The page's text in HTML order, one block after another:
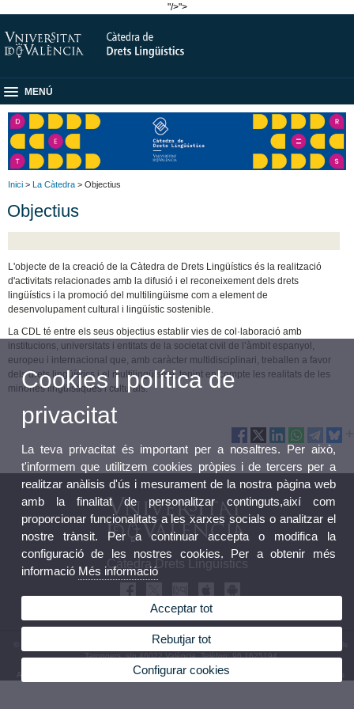
"/>">
MENÚ
Inici > La Càtedra > Objectius
Objectius
L'objecte de la creació de la Càtedra de Drets Lingüístics és la realització
d'activitats relacionades amb la difusió i el reconeixement dels drets
lingüístics i la promoció del multilingüisme com a element de
desenvolupament cultural i lingüístic sostenible.
La CDL té entre els seus objectius establir vies de col·laboració amb
institucions, universitats i entitats de la societat civil de l’àmbit espanyol,
europeu i internacional que, amb caràcter multidisciplinari, treballen a favor
dels drets lingüístics i el multilingüisme, tenint en compte les realitats de les
minories lingüístiques i culturals.
Càtedra Drets Lingüístics
© 2026 UV. - Universitat de València. Càtedra Drets Lingüístics. Facultat de Dret. Avda. dels
Tarongers, s/n 46022 València. Telèfon: 96 1625194
Avís legal Política privacitat|Cookies|Transparència Bústia UVcàtedres
Cookies i política de
privacitat
La teva privacitat és important per a nosaltres. Per això,
t'informem que utilitzem cookies pròpies i de tercers per a
realitzar anàlisis d'ús i mesurament de la nostra pàgina web
amb la finalitat de personalitzar continguts,així com
proporcionar funcionalitats a les xarxes socials o analitzar el
nostre trànsit. Per a continuar accepta o modifica la
configuració de les nostres cookies. Per a obtenir més
informació Més informació
Acceptar tot
Rebutjar tot
Configurar cookies